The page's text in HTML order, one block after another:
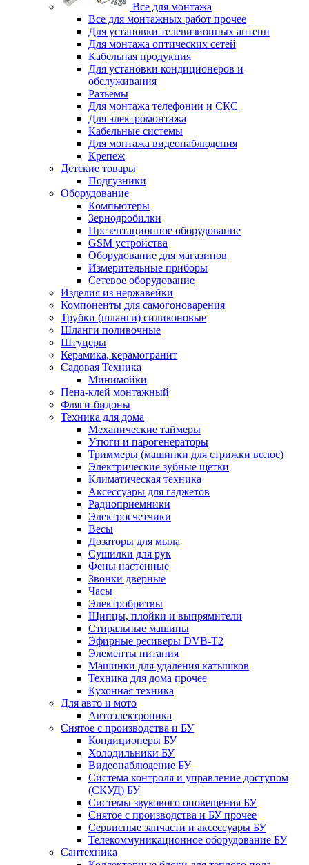
Все для монтажа
Все для монтажных работ прочее
Для установки телевизионных антенн
Для монтажа оптических сетей
Кабельная продукция
Для установки кондиционеров и
обслуживания
Разъемы
Для монтажа телефонии и СКС
Для электромонтажа
Кабельные системы
Для монтажа видеонаблюдения
Крепеж
Детские товары
Подгузники
Оборудование
Компьютеры
Зернодробилки
Презентационное оборудование
GSM устройства
Оборудование для магазинов
Измерительные приборы
Сетевое оборудование
Изделия из нержавейки
Компоненты для самогоноварения
Трубки (шланги) силиконовые
Шланги поливочные
Штуцеры
Керамика, керамогранит
Садовая Техника
Минимойки
Пена-клей монтажный
Фляги-бидоны
Техника для дома
Механические таймеры
Утюги и парогенераторы
Триммеры (машинки для стрижки волос)
Электрические зубные щетки
Климатическая техника
Аксессуары для гаджетов
Радиоприемники
Электросчетчики
Весы
Дозаторы для мыла
Сушилки для рук
Фены настенные
Звонки дверные
Часы
Электробритвы
Щипцы, плойки и выпрямители
Стиральные машины
Эфирные ресиверы DVB-T2
Элементы питания
Машинки для удаления катышков
Техника для дома прочее
Кухонная техника
Для авто и мото
Автоэлектроника
Снятое с производства и БУ
Кондиционеры БУ
Холодильники БУ
Видеонаблюдение БУ
Система контроля и управление доступом
(СКУД) БУ
Системы звукового оповещения БУ
Снятое с производства и БУ прочее
Сервисные запчасти и аксессуары БУ
Телекоммуникационное оборудование БУ
Сантехника